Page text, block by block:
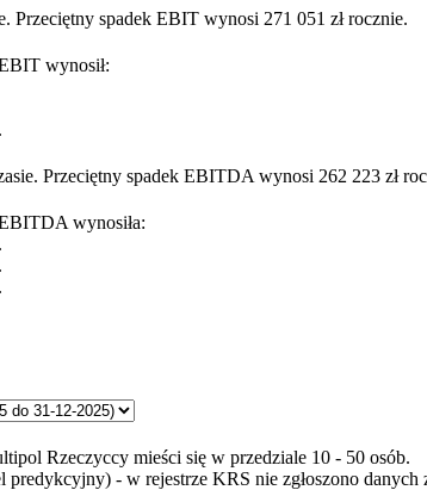
Przeciętny spadek EBIT wynosi 271 051 zł rocznie.
wynosił:
Przeciętny spadek EBITDA wynosi 262 223 zł
wynosiła:
Rzeczyccy mieści się w przedziale 10 - 50 osób.
predykcyjny) - w rejestrze KRS nie zgłoszono danych